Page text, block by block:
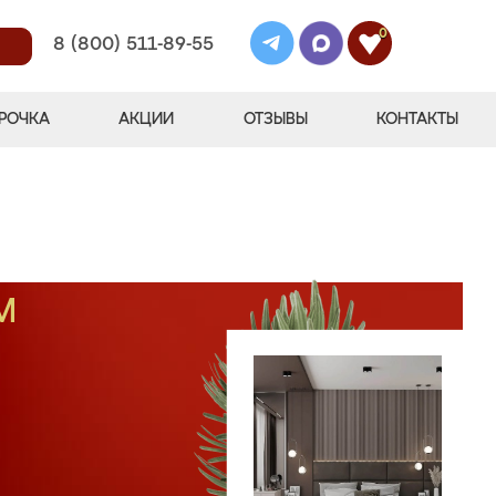
8 (800) 511-89-55
0
АКЦИИ ОТЗЫВЫ КОНТАКТЫ